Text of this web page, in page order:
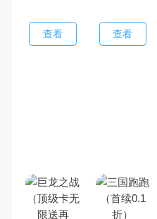
查看 查看